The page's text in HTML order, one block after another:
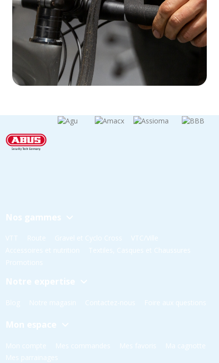
Nos gammes
VTT Route Gravel et Cyclo Cross
VTC/Ville
Accessoires et nutrition
Textiles, Casques et Chaussures
Promotions
Notre expertise
Blog Notre magasin Contactez-nous Foire aux questions
Mon espace
Mon compte Mes commandes Mes favoris
Ma cagnotte
Mes parrainages